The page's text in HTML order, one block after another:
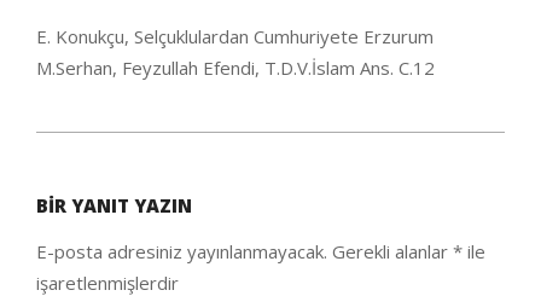
E. Konukçu, Selçuklulardan Cumhuriyete Erzurum
M.Serhan, Feyzullah Efendi, T.D.V.İslam Ans. C.12
25
BIR YANIT YAZIN
E-posta adresiniz yayınlanmayacak. Gerekli alanlar * ile
işaretlenmişlerdir